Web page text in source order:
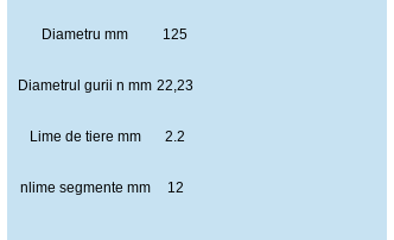
Diametru mm 125
Diametrul gurii n mm 22,23
Lime de tiere mm 2.2
nlime segmente mm 12